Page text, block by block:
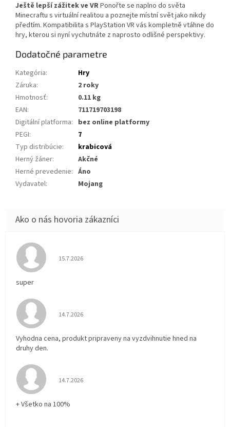
Ještě lepší zážitek ve VRPonořte se naplno do světa
Minecraftu s virtuální realitou a poznejte místní svět jako nikdy
předtím. Kompatibilita s PlayStation VR vás kompletně vtáhne do
hry, kterou si nyní vychutnáte z naprosto odlišné perspektivy.
Dodatočné parametre
Kategória:
Hry
Záruka:
2 roky
Hmotnosť:
0.11 kg
EAN:
711719703198
Digitální platforma: bez online platformy
PEGI:
7
Typ distribúcie:
krabicová
Herný žáner:
Akčné
Herné prevedenie: Áno
Vydavatel: Mojang
Hodnotenie obchodu je 5 z 5 hviezdičiek.
15.7.2026
super
Hodnotenie obchodu je 5 z 5 hviezdičiek.
14.7.2026
Vyhodna cena, produkt pripraveny na vyzdvihnutie hned na
druhy den.
Hodnotenie obchodu je 5 z 5 hviezdičiek.
14.7.2026
+ Všetko na 100%